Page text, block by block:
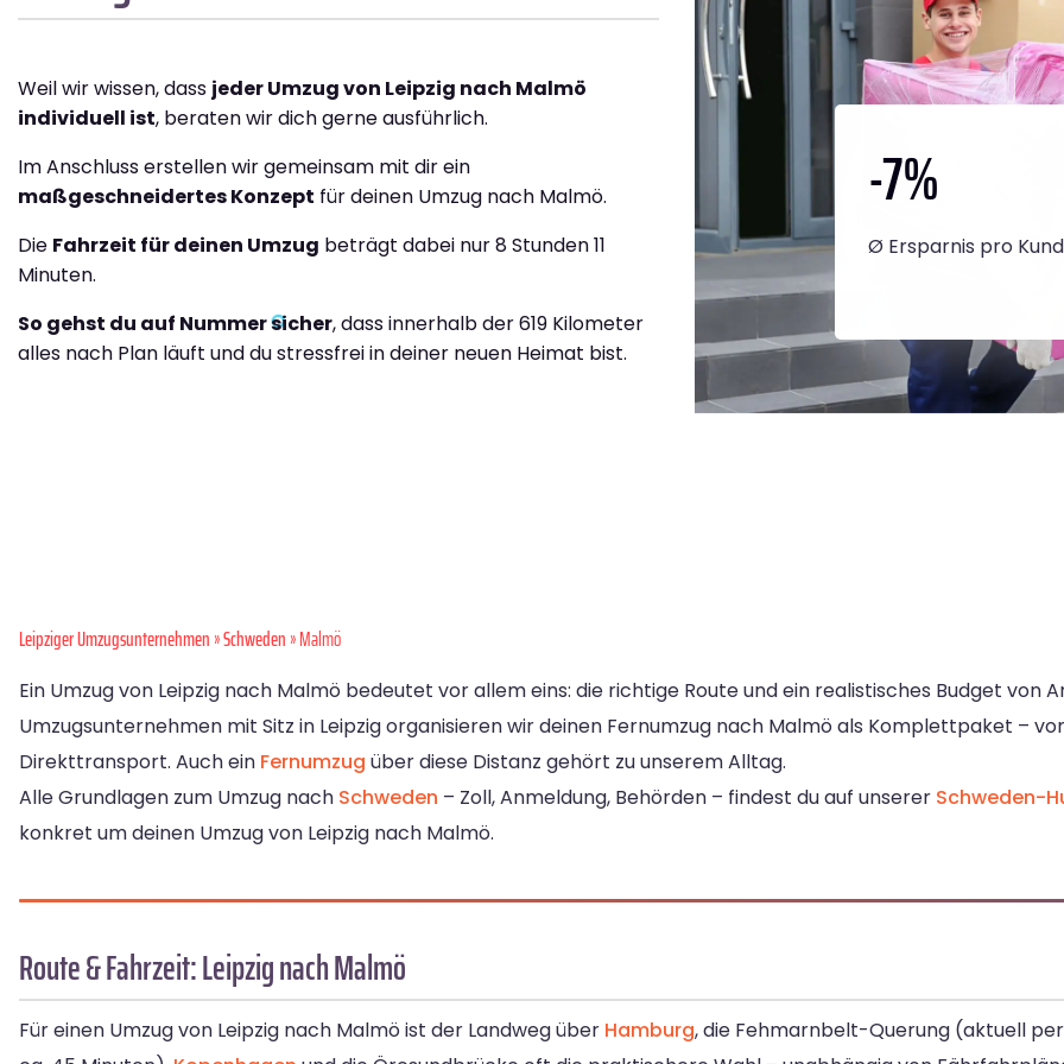
Weil wir wissen, dass jeder Umzug von Leipzig nach Malmö
individuell ist, beraten wir dich gerne ausführlich.
Im Anschluss erstellen wir gemeinsam mit dir ein
maßgeschneidertes Konzept für deinen Umzug nach Malmö.
Die Fahrzeit für deinen Umzug beträgt dabei nur 8 Stunden 11
Minuten.
So gehst du auf Nummer sicher, dass innerhalb der 619 Kilometer
alles nach Plan läuft und du stressfrei in deiner neuen Heimat bist.
-7%
Ø Ersparnis pro
Leipziger Umzugsunternehmen»Schweden» Malmö
Ein Umzug von Leipzig nach Malmö bedeutet vor allem eins: die richtige Route und ein realistisches Budget von
Umzugsunternehmen mit Sitz in Leipzig organisieren wir deinen Fernumzug nach Malmö als Komplettpaket –
Direkttransport. Auch ein Fernumzug über diese Distanz gehört zu unserem Alltag.
Alle Grundlagen zum Umzug nach Schweden – Zoll, Anmeldung, Behörden – findest du auf unserer Schweden-
konkret um deinen Umzug von Leipzig nach Malmö.
Route & Fahrzeit: Leipzig nach Malmö
Für einen Umzug von Leipzig nach Malmö ist der Landweg über Hamburg, die Fehmarnbelt-Querung (aktuell